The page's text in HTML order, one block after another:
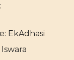
EkAdhasi